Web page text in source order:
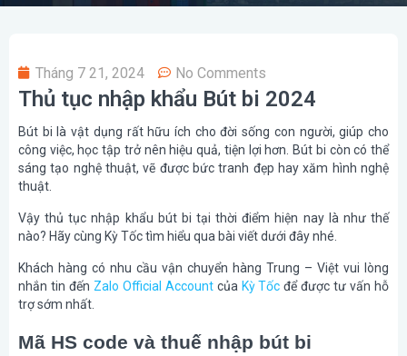
Tháng 7 21, 2024 No Comments
Thủ tục nhập khẩu Bút bi 2024
Bút bi là vật dụng rất hữu ích cho đời sống con người, giúp cho
công việc, học tập trở nên hiệu quả, tiện lợi hơn. Bút bi còn có thể
sáng tạo nghệ thuật, vẽ được bức tranh đẹp hay xăm hình nghệ
thuật.
Vậy thủ tục nhập khẩu bút bi tại thời điểm hiện nay là như thế
nào? Hãy cùng Kỳ Tốc tìm hiểu qua bài viết dưới đây nhé.
Khách hàng có nhu cầu vận chuyển hàng Trung – Việt vui lòng
nhắn tin đến Zalo Official Accountcủa Kỳ Tốc để được tư vấn hỗ
trợ sớm nhất.
Mã HS code và thuế nhập bút bi